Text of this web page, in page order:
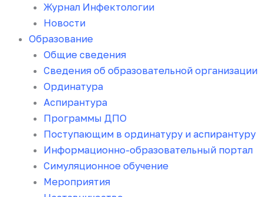
Журнал Инфектологии
Новости
Образование
Общие сведения
Сведения об образовательной организации
Ординатура
Аспирантура
Программы ДПО
Поступающим в ординатуру и аспирантуру
Информационно-образовательный портал
Симуляционное обучение
Мероприятия